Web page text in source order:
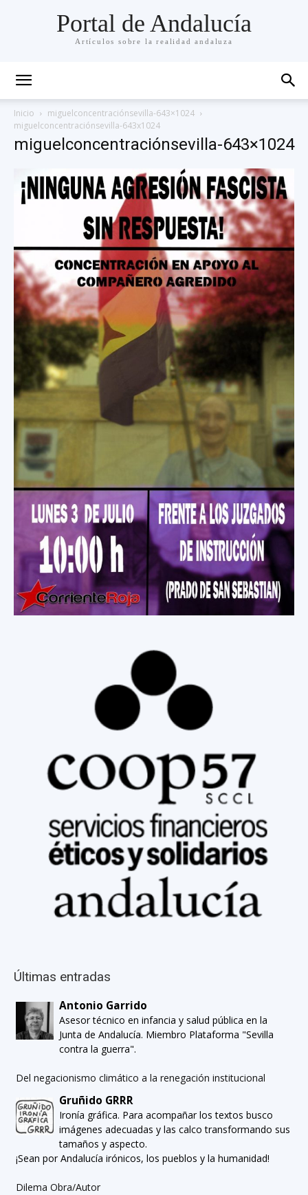
Portal de Andalucía
Artículos sobre la realidad andaluza
Inicio
miguelconcentraciónsevilla-643×1024
miguelconcentraciónsevilla-643x1024
miguelconcentraciónsevilla-643×1024
Últimas entradas
Antonio Garrido
Asesor técnico en infancia y salud pública en la
Junta de Andalucía. Miembro Plataforma "Sevilla
contra la guerra".
Del negacionismo climático a la renegación institucional
Gruñido GRRR
Ironía gráfica. Para acompañar los textos busco
imágenes adecuadas y las calco transformando sus
tamaños y aspecto.
¡Sean por Andalucía irónicos, los pueblos y la humanidad!
Dilema Obra/Autor